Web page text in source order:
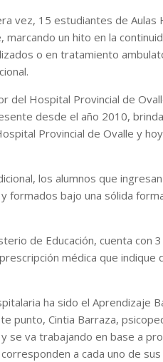
vez, 15 estudiantes de Aulas
marcando un hito en la
o en tratamiento
del Hospital Provincial de
desde el año 2010,
Provincial de Ovalle y
los alumnos que
formados bajo una sólida
de Educación, cuenta con
médica que indique
ha sido el Aprendizaje
punto, Cintia Barraza,
se va trabajando en base a
a cada uno de sus